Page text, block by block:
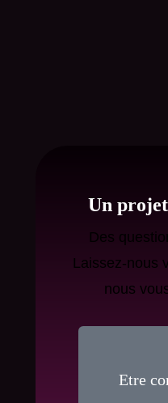
Un
Des
Laissez-nous
nous
Etre